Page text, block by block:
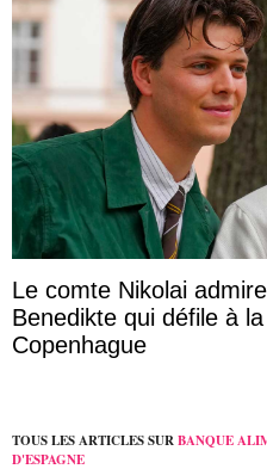
Le comte Nikolai
Benedikte qui défile à
Copenhague
TOUS LES ARTICLES SURBANQUE
D'ESPAGNE